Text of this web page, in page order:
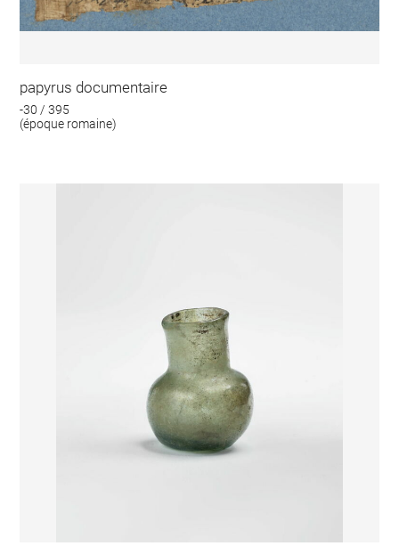
papyrus documentaire
-30 / 395
(époque romaine)